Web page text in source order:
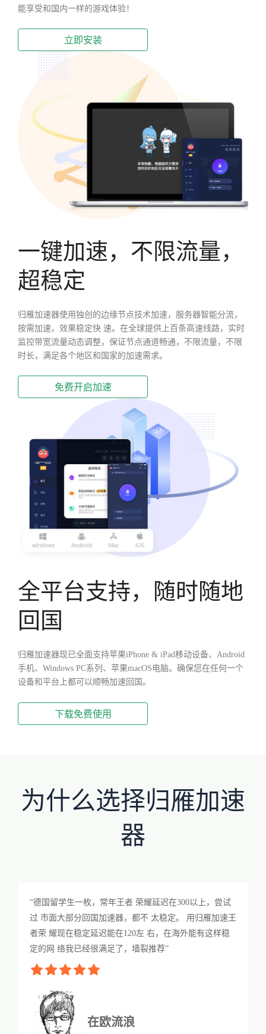
能享受和国内一样的游戏体验！
立即安装
一键加速，不限流量，
超稳定
归雁加速器使用独创的边缘节点技术加速，服务器智能分流，
按需加速，效果稳定快 速。在全球提供上百条高速线路，实时
监控带宽流量动态调整，保证节点通道畅通，不限流量，不限
时长，满足各个地区和国家的加速需求。
免费开启加速
全平台支持，随时随地
回国
归雁加速器现已全面支持苹果iPhone & iPad移动设备、Android
手机、Windows PC系列、苹果macOS电脑。确保您在任何一个
设备和平台上都可以顺畅加速回国。
下载免费使用
为什么选择归雁加速
器
“德国留学生一枚，常年王者 荣耀延迟在300以上，尝试
过 市面大部分回国加速器，都不 太稳定。 用归雁加速王
者荣 耀现在稳定延迟能在120左 右，在海外能有这样稳
定的网 络我已经很满足了，墙裂推荐”
在欧流浪